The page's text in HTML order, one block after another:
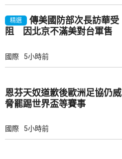
精選
傳美國防部次長訪華受
阻 因北京不滿美對台軍售
國際 5小時前
恩芬天奴道歉後歐洲足協仍威
脅罷踢世界盃等賽事
國際 5小時前